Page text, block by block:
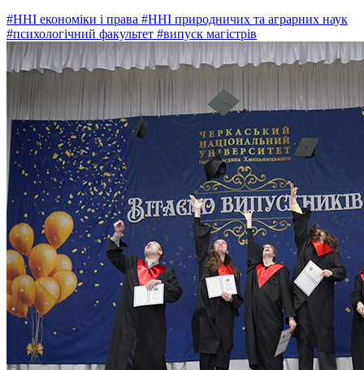
#ННІ економіки і права #ННІ природничих та аграрних наук
#психологічний факультет #випуск магістрів